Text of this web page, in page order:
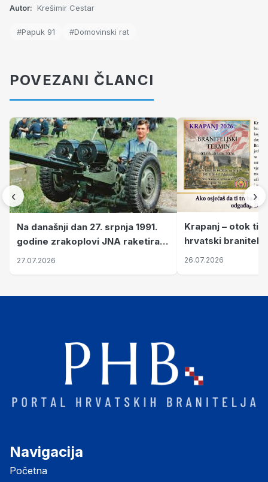
Autor: Krešimir Cestar
#Papuk 91 #Domovinski rat
POVEZANI ČLANCI
‹
Na današnji dan 27. srpnja 1991.
godine zrakoplovi JNA raketirali
su vojarnu i obučni centar "Nikola
27.07.2026
Krapanj – otok
hrvatski branitelji
pronalaze mir
26.07.2026
›
Navigacija
Početna